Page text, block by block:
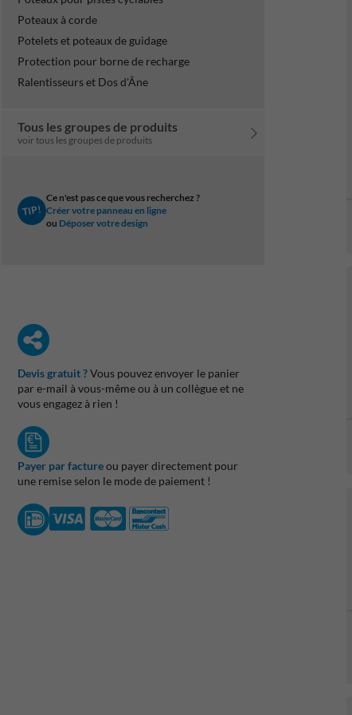
Poteaux à corde
Potelets et poteaux de guidage
Protection pour borne de recharge
Ralentisseurs et Dos d'Âne
Tous les groupes de produits
voir tous les groupes de produits
TIP!
Ce n'est pas ce que vous recherchez ?
Créer votre panneau en ligne
ou Déposer votre design
Devis gratuit ?Vous pouvez envoyer le panier
par e-mail à vous-même ou à un collègue et ne
vous engagez à rien !
Payer par factureou payer directement pour
une remise selon le mode de paiement !